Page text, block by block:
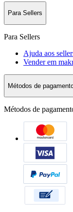
Para Sellers
Para Sellers
Ajuda aos
Vender em
Métodos de
Métodos de